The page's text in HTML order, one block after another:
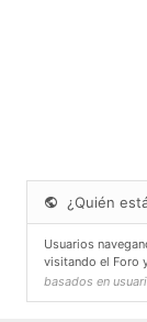
¿Quién
Usuarios
visitando el Foro
basados en